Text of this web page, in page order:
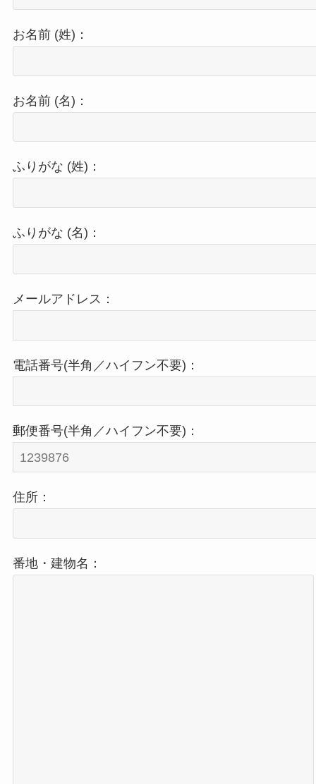
お名前 (姓)：
お名前 (名)：
ふりがな (姓)：
ふりがな (名)：
メールアドレス：
電話番号(半角／ハイフン不要)：
郵便番号(半角／ハイフン不要)：
住所：
番地・建物名：